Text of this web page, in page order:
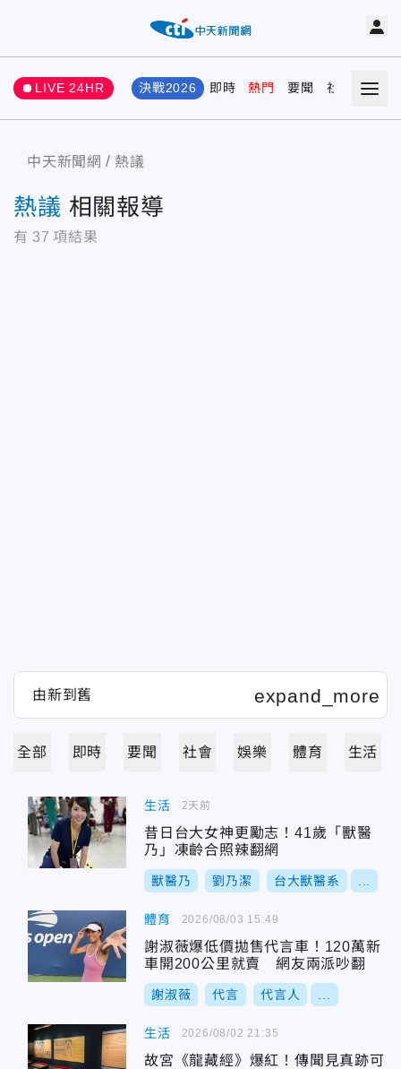
LIVE 24HR 決戰2026 即時 熱門 要聞 社會 娛樂
中天新聞網 熱議
熱議 相關報導
有 37 項結果
全部 即時 要聞 社會 娛樂 體育 生活
生活
昔日台大女神更勵志！41歲「獸醫
乃」凍齡合照辣翻網
獸醫乃 劉乃潔 台大獸醫系
2天前
體育
謝淑薇爆低價拋售代言車！120萬新
車開200公里就賣 網友兩派吵翻
謝淑薇 代言 代言人
2026/08/03 15:49
生活
故宮《龍藏經》爆紅！傳聞見真跡可
2026/08/02 21:35